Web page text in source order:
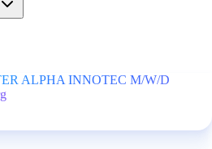
ALPHA INNOTEC M/W/D